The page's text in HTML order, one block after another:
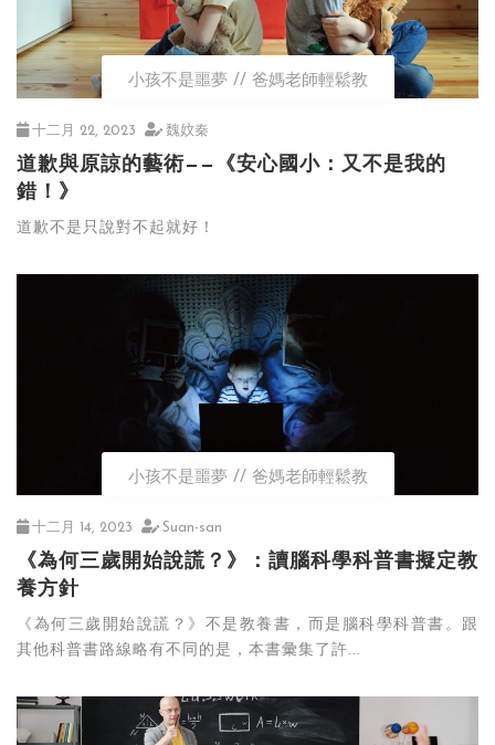
小孩不是噩夢 爸媽老師輕鬆教
十二月 22, 2023 魏妏秦
道歉與原諒的藝術——《安心國小：又不是我的
錯！》
道歉不是只說對不起就好！
小孩不是噩夢 爸媽老師輕鬆教
十二月 14, 2023 Suan-san
《為何三歲開始說謊？》：讀腦科學科普書擬定教
養方針
《為何三歲開始說謊？》不是教養書，而是腦科學科普書。跟
其他科普書路線略有不同的是，本書彙集了許...